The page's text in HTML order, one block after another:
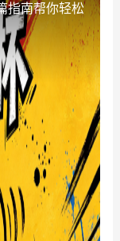
指南帮你轻松